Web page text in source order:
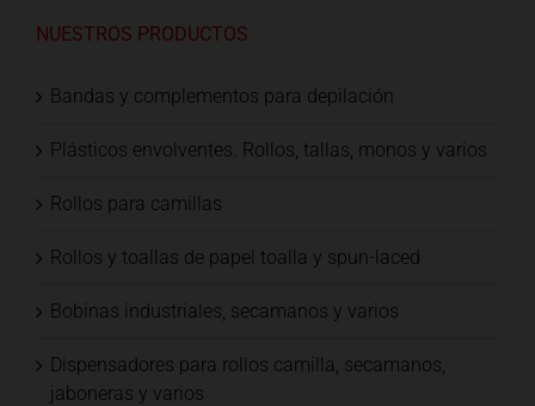
NUESTROS PRODUCTOS
Bandas y complementos para depilación
Plásticos envolventes. Rollos, tallas, monos y varios
Rollos para camillas
Rollos y toallas de papel toalla y spun-laced
Bobinas industriales, secamanos y varios
Dispensadores para rollos camilla, secamanos,
jaboneras y varios